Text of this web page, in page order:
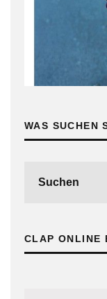
WAS SUCHEN
CLAP ONLINE